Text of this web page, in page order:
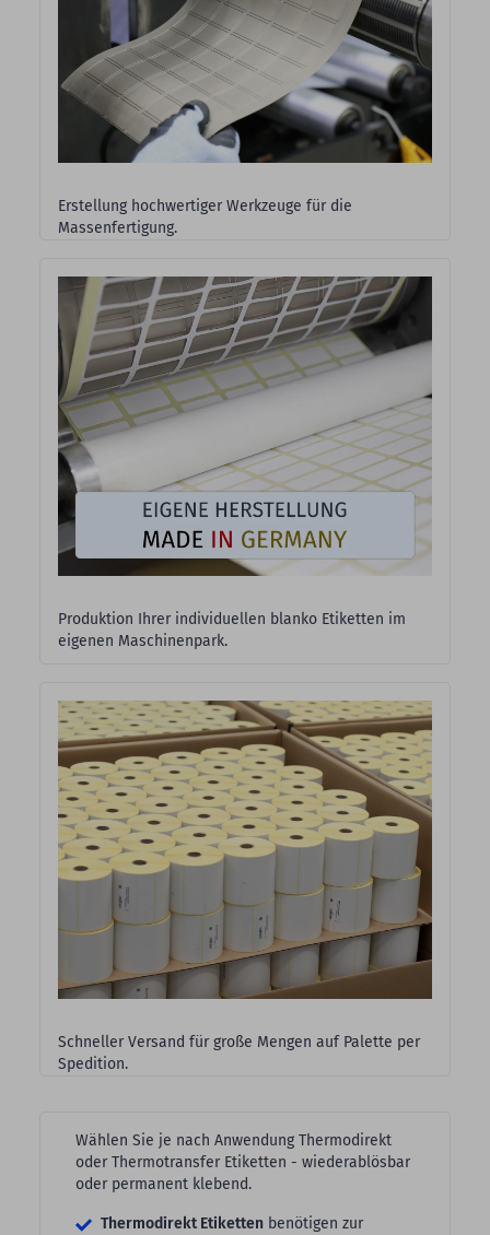
Erstellung hochwertiger Werkzeuge für die
Massenfertigung.
Produktion Ihrer individuellen blanko Etiketten im
eigenen Maschinenpark.
Schneller Versand für große Mengen auf Palette per
Spedition.
Wählen Sie je nach Anwendung Thermodirekt
oder Thermotransfer Etiketten - wiederablösbar
oder permanent klebend.
Thermodirekt Etiketten benötigen zur